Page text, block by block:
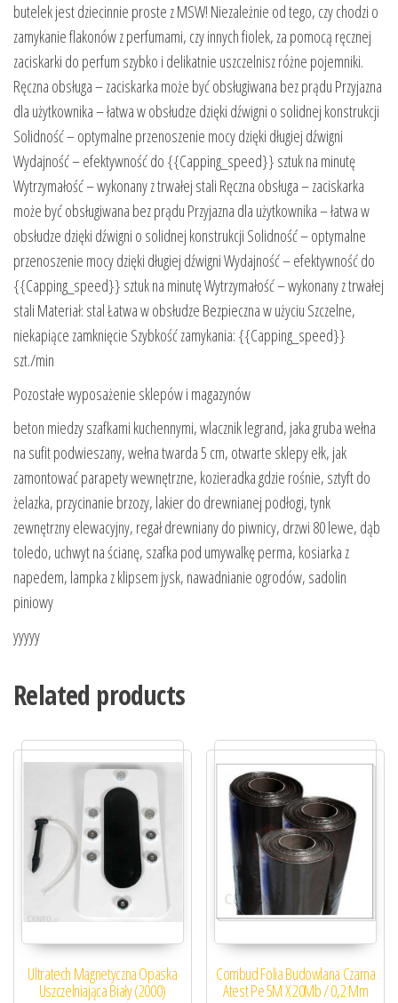
butelek jest dziecinnie proste z MSW! Niezależnie od tego, czy chodzi o
zamykanie flakonów z perfumami, czy innych fiolek, za pomocą ręcznej
zaciskarki do perfum szybko i delikatnie uszczelnisz różne pojemniki.
Ręczna obsługa – zaciskarka może być obsługiwana bez prądu Przyjazna
dla użytkownika – łatwa w obsłudze dzięki dźwigni o solidnej konstrukcji
Solidność – optymalne przenoszenie mocy dzięki długiej dźwigni
Wydajność – efektywność do {{Capping_speed}} sztuk na minutę
Wytrzymałość – wykonany z trwałej stali Ręczna obsługa – zaciskarka
może być obsługiwana bez prądu Przyjazna dla użytkownika – łatwa w
obsłudze dzięki dźwigni o solidnej konstrukcji Solidność – optymalne
przenoszenie mocy dzięki długiej dźwigni Wydajność – efektywność do
{{Capping_speed}} sztuk na minutę Wytrzymałość – wykonany z trwałej
stali Materiał: stal Łatwa w obsłudze Bezpieczna w użyciu Szczelne,
niekapiące zamknięcie Szybkość zamykania: {{Capping_speed}}
szt./min
Pozostałe wyposażenie sklepów i magazynów
beton miedzy szafkami kuchennymi, wlacznik legrand, jaka gruba wełna
na sufit podwieszany, wełna twarda 5 cm, otwarte sklepy ełk, jak
zamontować parapety wewnętrzne, kozieradka gdzie rośnie, sztyft do
żelazka, przycinanie brzozy, lakier do drewnianej podłogi, tynk
zewnętrzny elewacyjny, regał drewniany do piwnicy, drzwi 80 lewe, dąb
toledo, uchwyt na ścianę, szafka pod umywalkę perma, kosiarka z
napedem, lampka z klipsem jysk, nawadnianie ogrodów, sadolin
piniowy
yyyyy
Related products
Ultratech Magnetyczna Opaska
Uszczelniająca Biały (2000)
Combud Folia Budowlana Czarna
Atest Pe 5M X 20Mb / 0,2 Mm